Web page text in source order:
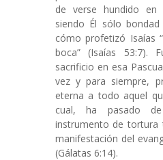
de verse hundido en
siendo Él sólo bondad
cómo profetizó Isaías
boca” (Isaías 53:7).
sacrificio en esa
vez y para siempre,
eterna a todo aquel
cual, ha pasado
instrumento de tortura
manifestación del
(Gálatas 6:14).